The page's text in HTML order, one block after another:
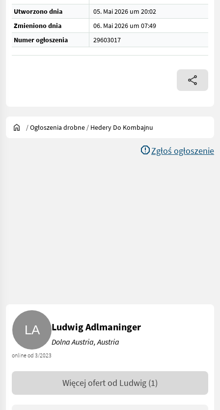
Utworzono dnia
05. Mai 2026 um 20:02
Zmieniono dnia
06. Mai 2026 um 07:49
Numer ogłoszenia
29603017
/Ogłoszenia drobne / Hedery Do Kombajnu
Zgłoś ogłoszenie
online od 3/2023
Ludwig Adlmaninger
Dolna Austria, Austria
Więcej ofert od Ludwig (1)